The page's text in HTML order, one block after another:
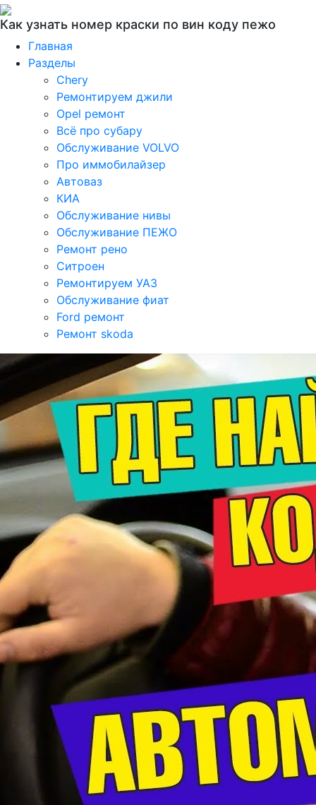
Как узнать номер краски по вин коду пежо
Главная
Разделы
Chery
Ремонтируем джили
Opel ремонт
Всё про субару
Обслуживание VOLVO
Про иммобилайзер
Автоваз
КИА
Обслуживание нивы
Обслуживание ПЕЖО
Ремонт рено
Ситроен
Ремонтируем УАЗ
Обслуживание фиат
Ford ремонт
Ремонт skoda